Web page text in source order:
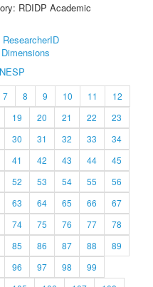
RDIDP Academic
ResearcherID
Dimensions
7 8 9 10 11
12
19 20 21 22
23
30 31 32 33
34
41 42 43 44
45
52 53 54 55
56
63 64 65 66
67
74 75 76 77
78
85 86 87 88
89
96 97 98
99